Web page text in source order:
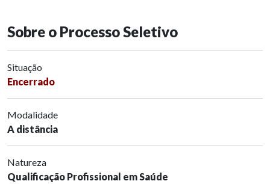
Sobre o Processo Seletivo
Situação
Encerrado
Modalidade
A distância
Natureza
Qualificação Profissional em Saúde